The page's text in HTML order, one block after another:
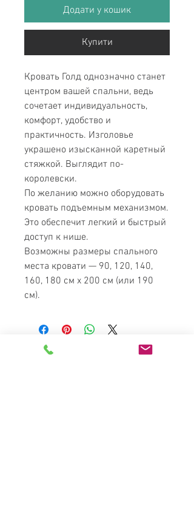
Додати у кошик
Купити
Кровать Голд однозначно станет
центром вашей спальни, ведь
сочетает индивидуальность,
комфорт, удобство и
практичность. Изголовье
украшено изысканной каретный
стяжкой. Выглядит по-
королевски.
По желанию можно оборудовать
кровать подъемным механизмом.
Это обеспечит легкий и быстрый
доступ к нише.
Возможны размеры спального
места кровати — 90, 120, 140,
160, 180 см х 200 см (или 190
см).